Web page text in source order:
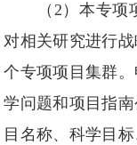
（2）本专项项
对相关研究进行
个专项项目集群
学问题和项目指
目名称、科学目